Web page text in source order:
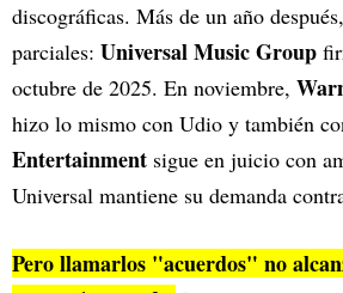
discográficas. Más de un año
parciales: Universal Music Group
octubre de 2025. En noviembre,
hizo lo mismo con Udio y también
Entertainment sigue en juicio con
Universal mantiene su demanda
Pero llamarlos "acuerdos" no